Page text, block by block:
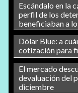
Escándalo en la
perfil de los
beneficiaban a
Dólar Blue: a
cotización para
El mercado
devaluación del
diciembre